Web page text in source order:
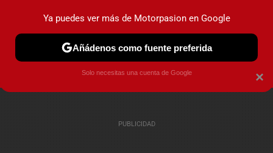
PRUEBAS COCHES ELÉCTRICOS OBSERVATORIO
×
Ya puedes ver más de Motorpasion en Google
Añádenos como fuente preferida
Solo necesitas una cuenta de Google